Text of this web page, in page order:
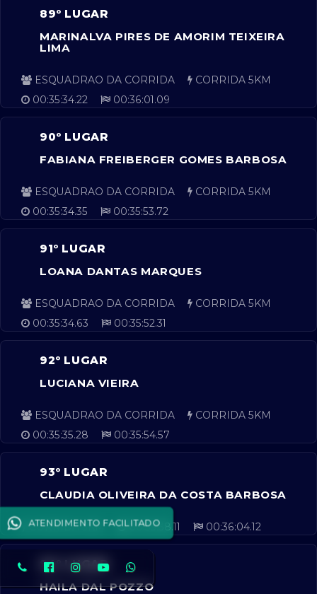
89º LUGAR
MARINALVA PIRES DE AMORIM TEIXEIRA
LIMA
ESQUADRAO DA CORRIDA
CORRIDA 5KM
00:35:34.22
00:36:01.09
90º LUGAR
FABIANA FREIBERGER GOMES BARBOSA
ESQUADRAO DA CORRIDA
CORRIDA 5KM
00:35:34.35
00:35:53.72
91º LUGAR
LOANA DANTAS MARQUES
ESQUADRAO DA CORRIDA
CORRIDA 5KM
00:35:34.63
00:35:52.31
92º LUGAR
LUCIANA VIEIRA
ESQUADRAO DA CORRIDA
CORRIDA 5KM
00:35:35.28
00:35:54.57
93º LUGAR
CLAUDIA OLIVEIRA DA COSTA BARBOSA
CORRIDA 5KM 00:35:38.11 00:36:04.12
94º LUGAR
HAILA DAL POZZO
ATENDIMENTO FACILITADO